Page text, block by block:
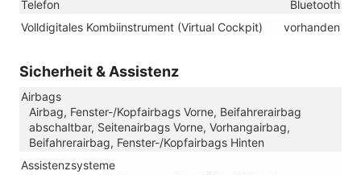
Telefon
Bluetooth
Volldigitales Kombiinstrument (Virtual Cockpit)
vorhanden
Sicherheit & Assistenz
Airbags
Airbag, Fenster-/Kopfairbags Vorne, Beifahrerairbag
abschaltbar, Seitenairbags Vorne, Vorhangairbag,
Beifahrerairbag, Fenster-/Kopfairbags Hinten
Assistenzsysteme